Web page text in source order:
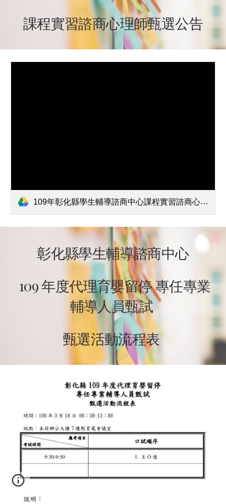
課程實習諮商心理師甄選公告
109年彰化縣學生輔導諮商中心課程實習諮商心理師甄選公告.doc
彰化縣學生輔導諮商中心
輔導人員甄試
甄選活動流程表